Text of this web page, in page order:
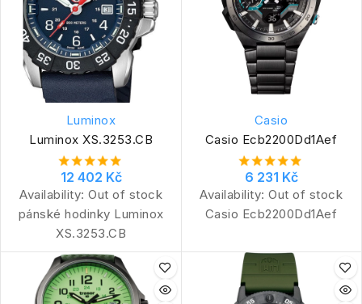
Luminox
Luminox XS.3253.CB
12 402 Kč
Availability: Out of stock
pánské hodinky Luminox
XS.3253.CB
Casio
Casio Ecb2200Dd1Aef
6 231 Kč
Availability: Out of stock
Casio Ecb2200Dd1Aef